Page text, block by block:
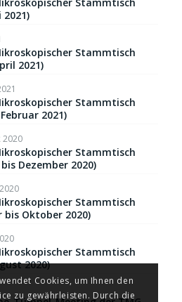
2021)
Stammtisch
2021)
Stammtisch
2021)
2020
Stammtisch
Dezember 2020)
Stammtisch
bis Oktober 2020)
Stammtisch
2020)
Cookies, um Ihnen den
zu gewährleisten. Durch die